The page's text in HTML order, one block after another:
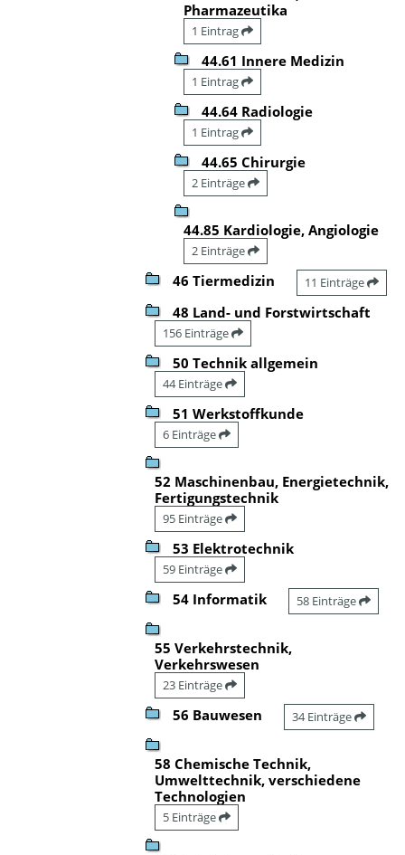
Pharmazeutika
1 Eintrag
44.61 Innere Medizin
1 Eintrag
44.64 Radiologie
1 Eintrag
44.65 Chirurgie
2 Einträge
44.85 Kardiologie, Angiologie
2 Einträge
46 Tiermedizin 11 Einträge
48 Land- und Forstwirtschaft
156 Einträge
50 Technik allgemein
44 Einträge
51 Werkstoffkunde
6 Einträge
52 Maschinenbau, Energietechnik,
Fertigungstechnik
95 Einträge
53 Elektrotechnik
59 Einträge
54 Informatik 58 Einträge
55 Verkehrstechnik,
Verkehrswesen
23 Einträge
56 Bauwesen 34 Einträge
58 Chemische Technik,
Umwelttechnik, verschiedene
Technologien
5 Einträge